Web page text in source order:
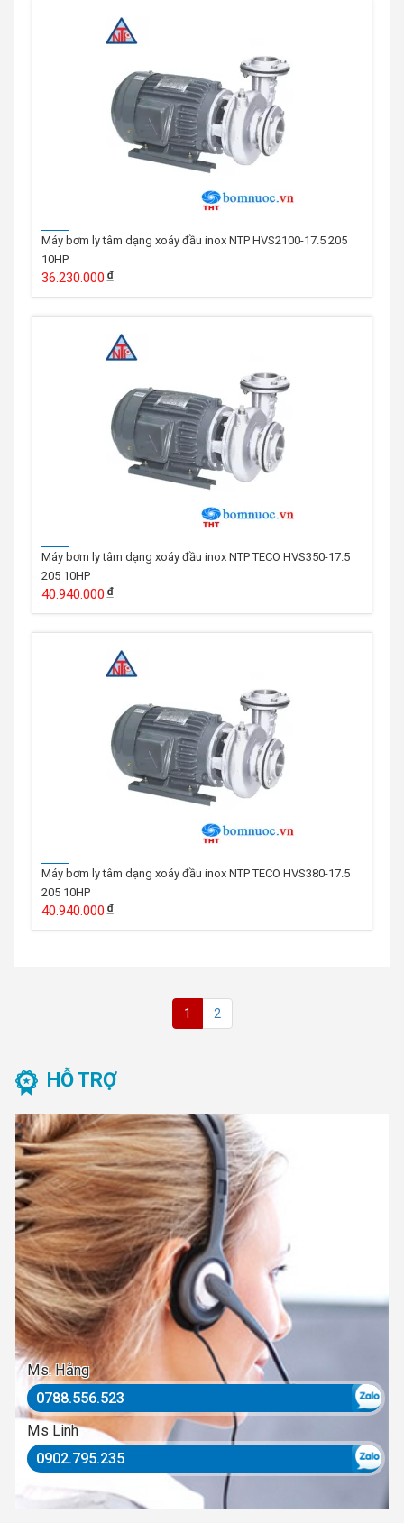
Máy bơm ly tâm dạng xoáy đầu inox NTP HVS2100-17.5 205
10HP
36.230.000
Máy bơm ly tâm dạng xoáy đầu inox NTP TECO HVS350-17.5
205 10HP
40.940.000
Máy bơm ly tâm dạng xoáy đầu inox NTP TECO HVS380-17.5
205 10HP
40.940.000
1 2
HỖ TRỢ
Ms. Hằng
0788.556.523
Ms Linh
0902.795.235